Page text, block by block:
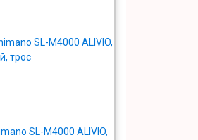
SL-M4000 ALIVIO,